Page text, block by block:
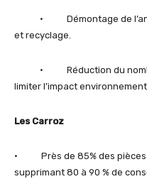
• Démontage de
et recyclage.
• Réduction du nombre
limiter l’impact
Les Carroz
• Près de 85% des pièces
supprimant 80 à 90 % de